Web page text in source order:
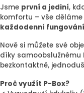
Jsme první a jediní,
komfortu – vše
každodenní fungování
Nově si můžete své
díky samoobslužnému
bezkontaktně,
Proč využít P-Box?